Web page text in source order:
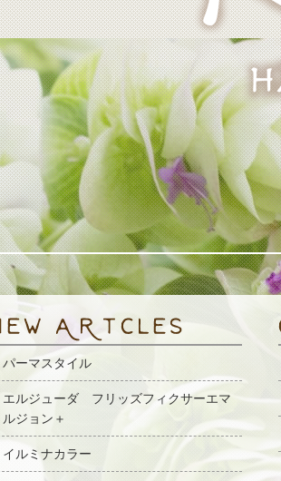
パーマスタイル
エルジューダ フリッズフィクサーエマ
ルジョン＋
イルミナカラー